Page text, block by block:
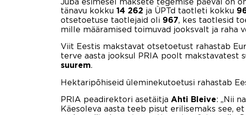
tänavu kokku 14 262 ja ÜPTd taotleti kokku
otsetoetuse taotlejaid oli 967, kes taotlesid
mille määramised toimuvad jooksvalt ja raha
Viit Eestis makstavat otsetoetust rahastab
terve aasta jooksul PRIA poolt makstavatest
suurem.
Hektaripõhiseid üleminekutoetusi rahastab
PRIA peadirektori asetäitja Ahti Bleive: „Nii
Käesoleva aasta teeb pisut erilisemaks see,